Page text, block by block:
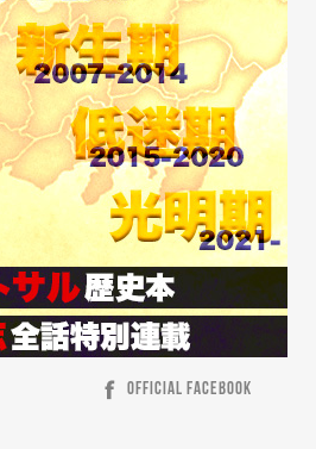
OFFICIAL FACEBOOK